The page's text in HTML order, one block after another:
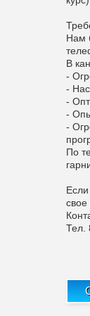
Нам
В
-
-
-
-
-
По
Тел.